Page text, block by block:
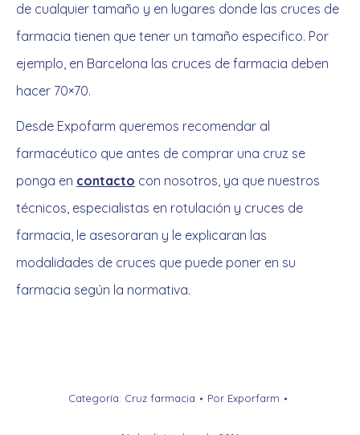
de cualquier tamaño y en lugares donde las cruces de
farmacia tienen que tener un tamaño especifico. Por
ejemplo, en Barcelona las cruces de farmacia deben
hacer 70×70.
Desde Expofarm queremos recomendar al
farmacéutico que antes de comprar una cruz se
ponga en contacto con nosotros, ya que nuestros
técnicos, especialistas en rotulación y cruces de
farmacia, le asesoraran y le explicaran las
modalidades de cruces que puede poner en su
farmacia según la normativa.
Categoría: Cruz farmacia Por Exporfarm